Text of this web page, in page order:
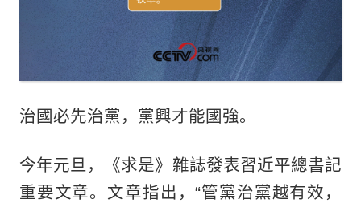
治國必先治黨，黨興才能國強。
今年元旦，《求是》雜誌發表習近平總書記
重要文章。文章指出，“管黨治黨越有效，